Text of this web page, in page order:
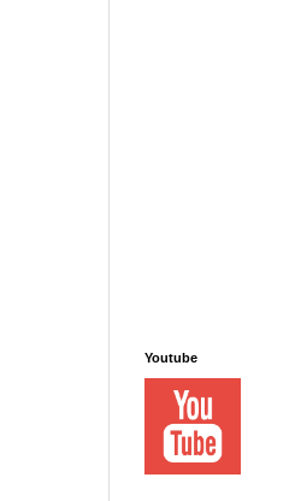
Youtube